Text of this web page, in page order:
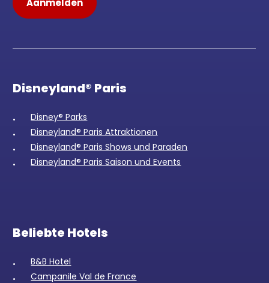
Disneyland® Paris
Disney® Parks
Disneyland® Paris Attraktionen
Disneyland® Paris Shows und Paraden
Disneyland® Paris Saison und Events
Beliebte Hotels
B&B Hotel
Campanile Val de France